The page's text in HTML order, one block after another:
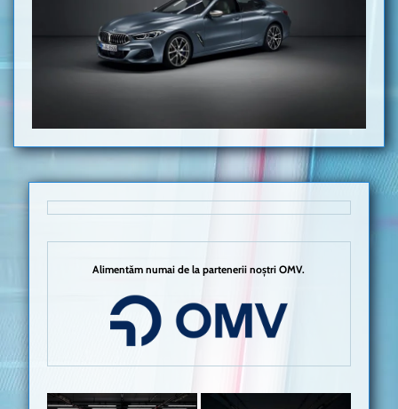
Alimentăm numai de la partenerii noștri OMV.